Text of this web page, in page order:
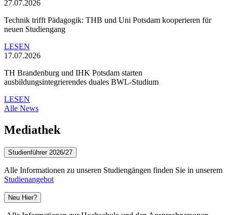
27.07.2026
Technik trifft Pädagogik: THB und Uni Potsdam kooperieren für
neuen Studiengang
LESEN
17.07.2026
TH Brandenburg und IHK Potsdam starten
ausbildungsintegrierendes duales BWL-Studium
LESEN
Alle News
Mediathek
Studienführer 2026/27
Alle Informationen zu unseren Studiengängen finden Sie in unserem
Studienangebot
Neu Hier?